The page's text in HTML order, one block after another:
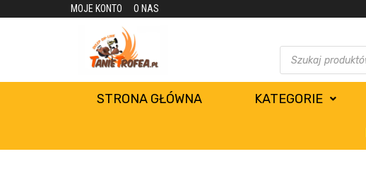
MOJE KONTO O NAS
STRONA GŁÓWNA KATEGORIE